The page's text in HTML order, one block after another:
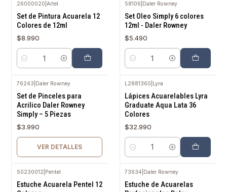
26000020 Artel
Set de Pintura Acuarela 12
Colores de 12ml
$8.990
Cantidad
58106 Daler Rowney
Set Oleo Simply 6 colores
12ml - Daler Rowney
$5.490
Cantidad
76243 Daler Rowney
Set de Pinceles para
Acrilico Daler Rowney
Simply – 5 Piezas
$3.990
VER DETALLES
L2881360 Lyra
Lápices Acuarelables Lyra
Graduate Aqua Lata 36
Colores
$32.990
Cantidad
50230012 Pentel
Estuche Acuarela Pentel 12
73634 Daler Rowney
Estuche de Acuarelas